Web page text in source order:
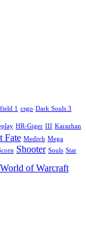
1 csgo Dark Souls 3
HR-Giger III Karazhan
Fate Medivh Mega
Shooter Souls Star
World of Warcraft